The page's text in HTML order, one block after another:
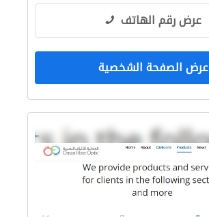
عرض رقم الهاتف
عرض الصفحة الشخصية